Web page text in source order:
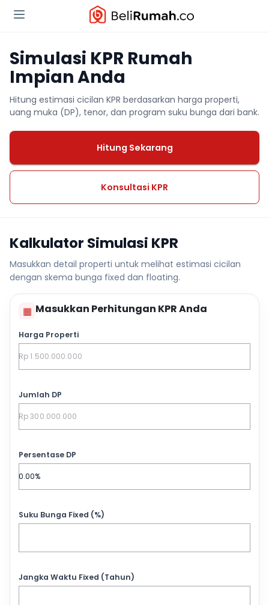
Simulasi KPR Rumah
Impian Anda
Hitung estimasi cicilan KPR berdasarkan harga properti,
uang muka (DP), tenor, dan program suku bunga dari bank.
Hitung Sekarang
Konsultasi KPR
Kalkulator Simulasi KPR
Masukkan detail properti untuk melihat estimasi cicilan
dengan skema bunga fixed dan floating.
▦ Masukkan Perhitungan KPR Anda
Harga Properti
Jumlah DP
Persentase DP
Suku Bunga Fixed (%)
Jangka Waktu Fixed (Tahun)